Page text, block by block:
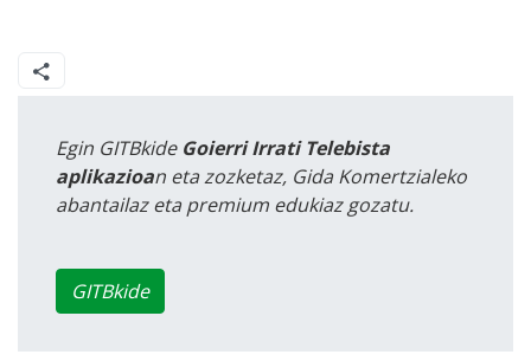
Egin GITBkide Goierri Irrati Telebista
aplikazioan eta zozketaz, Gida Komertzialeko
abantailaz eta premium edukiaz gozatu.
GITBkide